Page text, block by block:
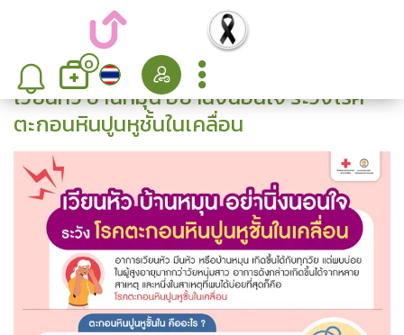
0
เวียนหัว บ้านหมุน อย่านิ่งนอนใจ ระวังโรค
ตะกอนหินปูนหูชั้นในเคลื่อน